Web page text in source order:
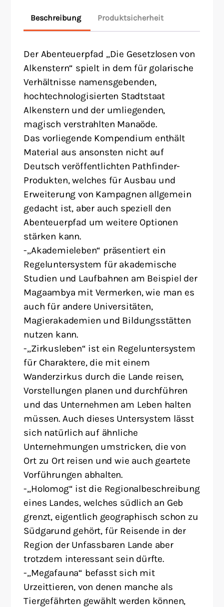
Alkenstern-
Menge
Beschreibung Produktsicherheit
Der Abenteuerpfad „Die Gesetzlosen von
Alkenstern“ spielt in dem für golarische
Verhältnisse namensgebenden,
hochtechnologisierten Stadtstaat
Alkenstern und der umliegenden,
magisch verstrahlten Manaöde.
Das vorliegende Kompendium enthält
Material aus ansonsten nicht auf
Deutsch veröffentlichten Pathfinder-
Produkten, welches für Ausbau und
Erweiterung von Kampagnen allgemein
gedacht ist, aber auch speziell den
Abenteuerpfad um weitere Optionen
stärken kann.
-„Akademieleben“ präsentiert ein
Regeluntersystem für akademische
Studien und Laufbahnen am Beispiel der
Magaambya mit Vermerken, wie man es
auch für andere Universitäten,
Magierakademien und Bildungsstätten
nutzen kann.
-„Zirkusleben“ ist ein Regeluntersystem
für Charaktere, die mit einem
Wanderzirkus durch die Lande reisen,
Vorstellungen planen und durchführen
und das Unternehmen am Leben halten
müssen. Auch dieses Untersystem lässt
sich natürlich auf ähnliche
Unternehmungen umstricken, die von
Ort zu Ort reisen und wie auch geartete
Vorführungen abhalten.
-„Holomog“ ist die Regionalbeschreibung
eines Landes, welches südlich an Geb
grenzt, eigentlich geographisch schon zu
Südgarund gehört, für Reisende in der
Region der Unfassbaren Lande aber
trotzdem interessant sein dürfte.
-„Megafauna“ befasst sich mit
Urzeittieren, von denen manche als
Tiergefährten gewählt werden können,